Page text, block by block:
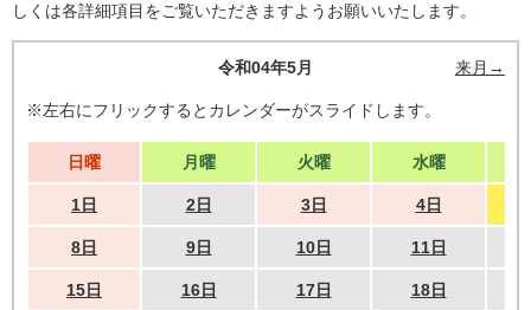
しくは各詳細項目をご覧いただきますようお願いいたします。
令和04年5月 来月→
※左右にフリックするとカレンダーがスライドします。
日曜 月曜 火曜 水曜
1日 2日 3日 4日
8日 9日 10日 11日
15日 16日 17日 18日